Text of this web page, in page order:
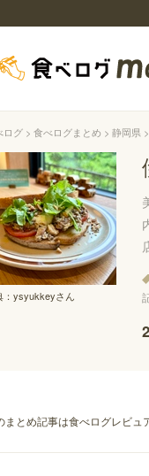
ログ 食べログまとめ 静岡県
ysyukkeyさん
まとめ記事は食べログレビュ